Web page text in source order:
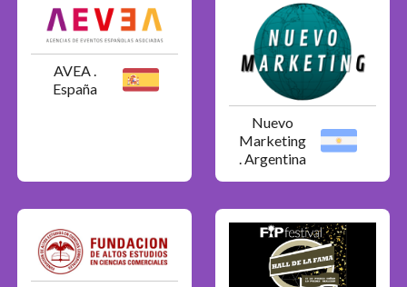
AVEA .
España
Nuevo
Marketing
. Argentina